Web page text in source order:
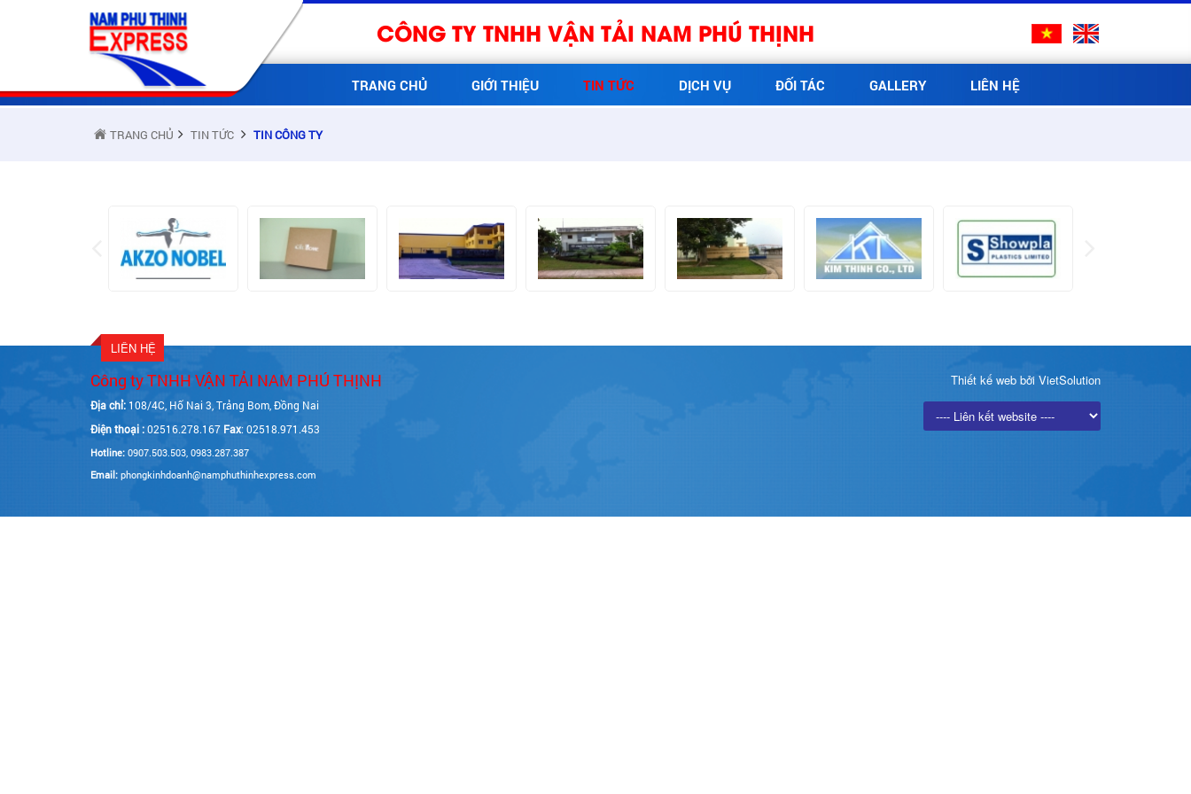
CÔNG TY TNHH VẬN TẢI NAM PHÚ THỊNH
TRANG CHỦ GIỚI THIỆU TIN TỨC DỊCH VỤ ĐỐI TÁC GALLERY LIÊN HỆ
TRANG CHỦ TIN TỨC TIN CÔNG TY
LIÊN HỆ
Công ty TNHH VẬN TẢI NAM PHÚ THỊNH
Địa chỉ: 108/4C, Hố Nai 3, Trảng Bom, Đồng Nai
Điện thoại :02516.278.167 Fax: 02518.971.453
Hotline: 0907.503.503, 0983.287.387
Email: phongkinhdoanh@namphuthinhexpress.com
Thiết kế web bởi VietSolution